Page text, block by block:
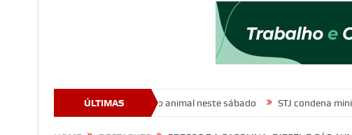
ÚLTIMAS
ação de adoção animal neste sábado STJ condena ministro Marco